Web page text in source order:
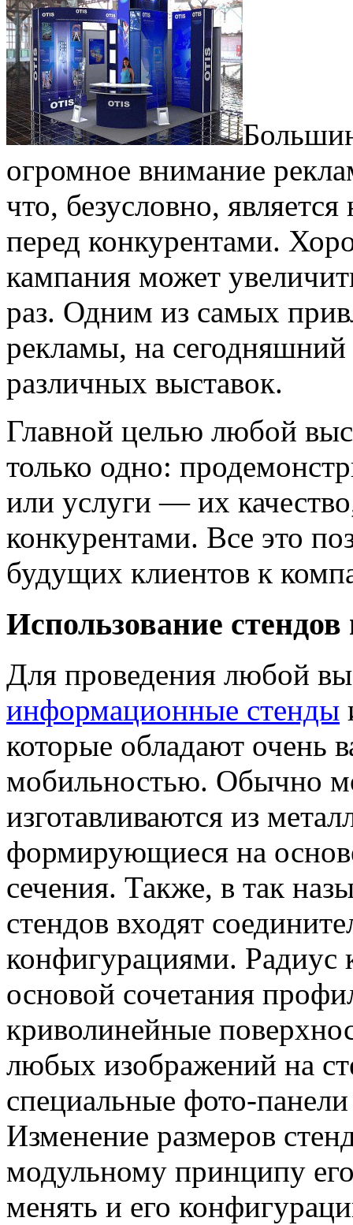
огромное внимание
что, безусловно,
перед конкурентами.
кампания может
раз. Одним из самых
рекламы, на сегодняшний
различных выставок.
Главной целью любой
только одно:
или услуги — их
конкурентами. Все это
будущих клиентов к
Использование
Для проведения любой
информационные стенды
которые обладают
мобильностью. Обычно
изготавливаются из
формирующиеся на
сечения. Также, в так
стендов входят
конфигурациями. Радиус
основой сочетания
криволинейные
любых изображений на
специальные фото-
Изменение размеров
модульному принципу
менять и его